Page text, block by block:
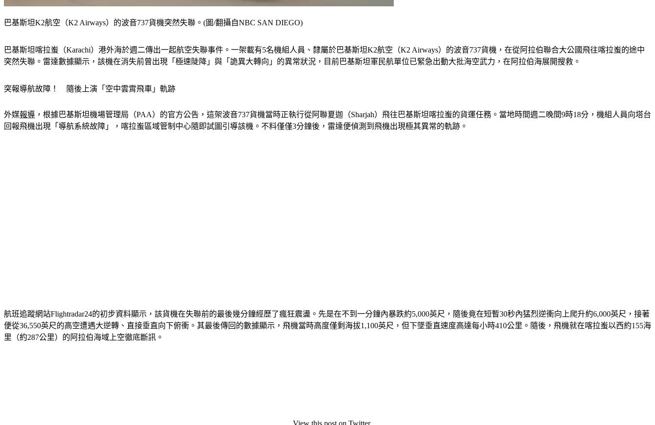
巴基斯坦K2航空（K2 Airways）的波音737貨機突然失聯。(圖/翻攝自NBC SAN DIEGO)
巴基斯坦喀拉蚩（Karachi）港外海於週二傳出一起航空失聯事件。一架載有5名機組人員、隸屬於巴基斯坦K2航空（K2 Airways）的波音737貨機，在從阿拉伯聯合大公國飛往喀拉蚩的途中
突然失聯。雷達數據顯示，該機在消失前曾出現「極速陡降」與「詭異大轉向」的異常狀況，目前巴基斯坦軍民航單位已緊急出動大批海空武力，在阿拉伯海展開搜救。
突報導航故障！　隨後上演「空中雲霄飛車」軌跡
外媒報導 ，根據巴基斯坦機場管理局（PAA）的官方公告，這架波音737貨機當時正執行從阿聯夏迦（Sharjah）飛往巴基斯坦喀拉蚩的貨運任務。當地時間週二晚間9時18分，機組人員向塔台
回報飛機出現「導航系統故障」，喀拉蚩區域管制中心隨即試圖引導該機。不料僅僅3分鐘後，雷達便偵測到飛機出現極其異常的軌跡。
航班追蹤網站Flightradar24的初步資料顯示，該貨機在失聯前的最後幾分鐘經歷了瘋狂震盪。先是在不到一分鐘內暴跌約5,000英尺，隨後竟在短暫30秒內猛烈逆衝向上爬升約6,000英尺，接著
便從36,550英尺的高空遭遇大逆轉、直接垂直向下俯衝。其最後傳回的數據顯示，飛機當時高度僅剩海拔1,100英尺，但下墜垂直速度高達每小時410公里。隨後，飛機就在喀拉蚩以西約155海
里（約287公里）的阿拉伯海域上空徹底斷訊。
View this post on Twitter